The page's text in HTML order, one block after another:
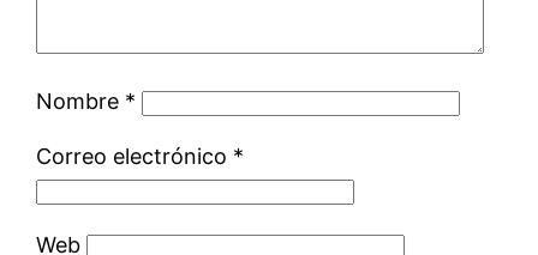
Nombre *
Correo electrónico *
Web